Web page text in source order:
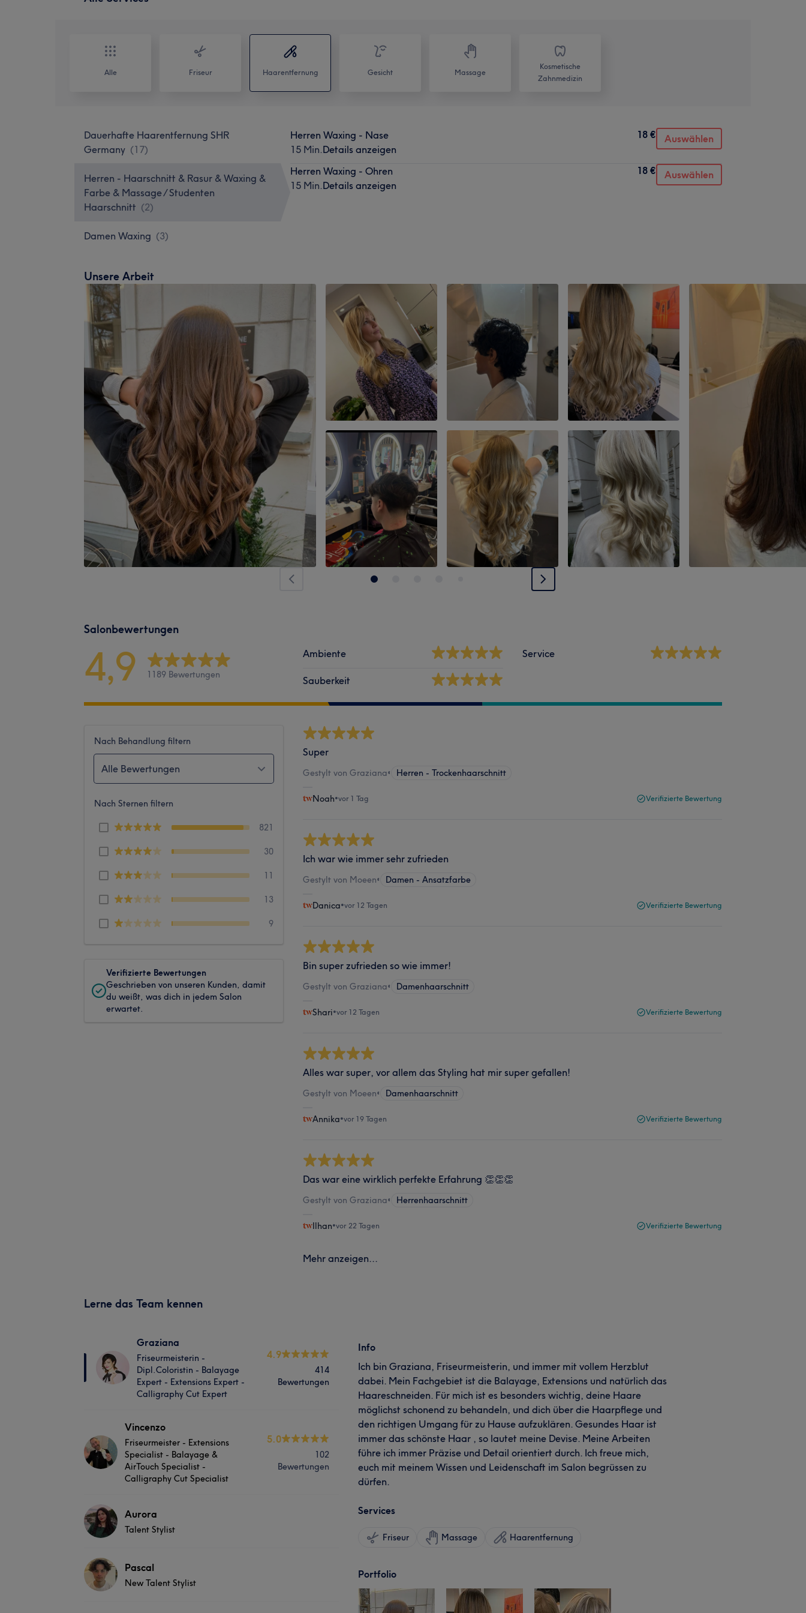
Alle Friseur Haarentfernung Gesicht Massage
Kosmetische
Zahnmedizin
Dauerhafte Haarentfernung SHR
Germany (17)
Herren - Haarschnitt & Rasur & Waxing &
Farbe & Massage / Studenten
Haarschnitt (2)
Damen Waxing (3)
Herren Waxing - Nase
15 Min.Details anzeigen
18 € Auswählen
Herren Waxing - Ohren
15 Min.Details anzeigen
18 € Auswählen
Unsere Arbeit
Salonbewertungen
4,9 1189 Bewertungen
Ambiente
Sauberkeit
Service
Nach Behandlung filtern
Alle Bewertungen
Nach Sternen filtern
821
30
11
13
9
Verifizierte Bewertungen
Geschrieben von unseren Kunden, damit
du weißt, was dich in jedem Salon
erwartet.
Super
Gestylt von Graziana• Herren - Trockenhaarschnitt
Noah•vor 1 Tag Verifizierte Bewertung
Ich war wie immer sehr zufrieden
Gestylt von Moeen• Damen - Ansatzfarbe
Danica•vor 12 Tagen Verifizierte Bewertung
Bin super zufrieden so wie immer!
Gestylt von Graziana• Damenhaarschnitt
Shari•vor 12 Tagen Verifizierte Bewertung
Alles war super, vor allem das Styling hat mir super gefallen!
Gestylt von Moeen• Damenhaarschnitt
Annika•vor 19 Tagen Verifizierte Bewertung
Das war eine wirklich perfekte Erfahrung 👏👏👏
Gestylt von Graziana• Herrenhaarschnitt
Ilhan•vor 22 Tagen Verifizierte Bewertung
Mehr anzeigen...
Lerne das Team kennen
Graziana
Friseurmeisterin -
Dipl.Coloristin - Balayage
Expert - Extensions Expert -
Calligraphy Cut Expert
4.9
414
Bewertungen
Vincenzo
Friseurmeister - Extensions
Specialist - Balayage &
AirTouch Specialist -
Calligraphy Cut Specialist
5.0
102
Bewertungen
Aurora
Talent Stylist
Pascal
New Talent Stylist
Info
Ich bin Graziana, Friseurmeisterin, und immer mit vollem Herzblut
dabei. Mein Fachgebiet ist die Balayage, Extensions und natürlich das
Haareschneiden. Für mich ist es besonders wichtig, deine Haare
möglichst schonend zu behandeln, und dich über die Haarpflege und
den richtigen Umgang für zu Hause aufzuklären. Gesundes Haar ist
immer das schönste Haar , so lautet meine Devise. Meine Arbeiten
führe ich immer Präzise und Detail orientiert durch. Ich freue mich,
euch mit meinem Wissen und Leidenschaft im Salon begrüssen zu
dürfen.
Services
Friseur Massage Haarentfernung
Portfolio